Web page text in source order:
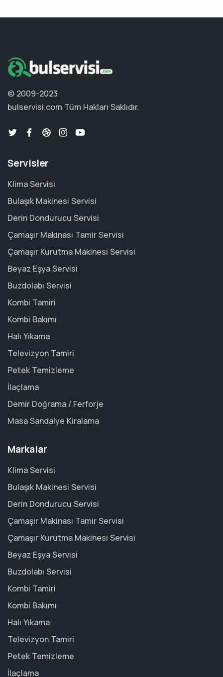
© 2009-2023
bulservisi.com Tüm Hakları Saklıdır.
Servisler
Klima Servisi
Bulaşık Makinesi Servisi
Derin Dondurucu Servisi
Çamaşır Makinası Tamir Servisi
Çamaşır Kurutma Makinesi Servisi
Beyaz Eşya Servisi
Buzdolabı Servisi
Kombi Tamiri
Kombi Bakımı
Halı Yıkama
Televizyon Tamiri
Petek Temizleme
İlaçlama
Demir Doğrama / Ferforje
Masa Sandalye Kiralama
Markalar
Klima Servisi
Bulaşık Makinesi Servisi
Derin Dondurucu Servisi
Çamaşır Makinası Tamir Servisi
Çamaşır Kurutma Makinesi Servisi
Beyaz Eşya Servisi
Buzdolabı Servisi
Kombi Tamiri
Kombi Bakımı
Halı Yıkama
Televizyon Tamiri
Petek Temizleme
İlaçlama